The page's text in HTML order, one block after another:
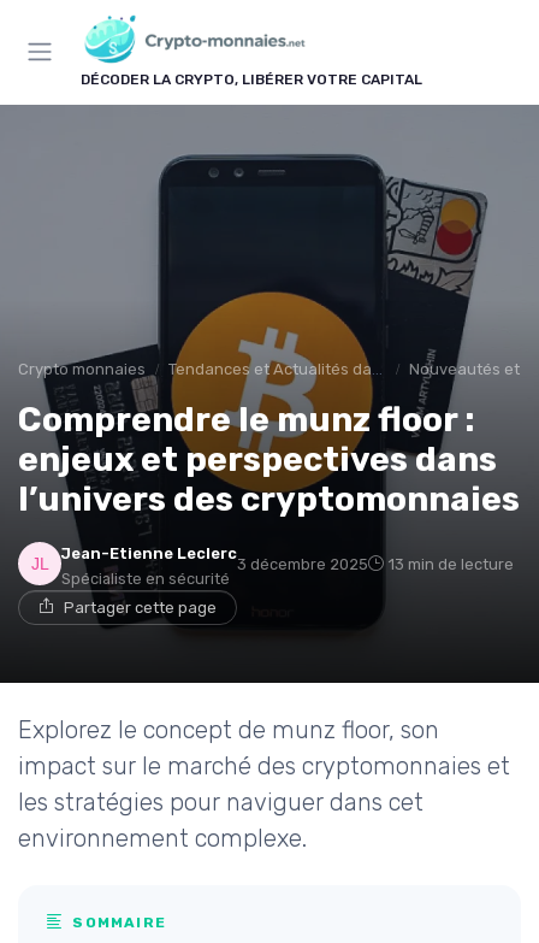
DÉCODER LA CRYPTO, LIBÉRER VOTRE CAPITAL
Crypto monnaies Tendances et Actualités dans les cryptomonnaies Nouveautés et
Comprendre le munz floor :
enjeux et perspectives dans
l’univers des cryptomonnaies
Jean-Etienne Leclerc
Spécialiste en sécurité
3 décembre 2025 13 min de lecture
Partager cette page
Explorez le concept de munz floor, son
impact sur le marché des cryptomonnaies et
les stratégies pour naviguer dans cet
environnement complexe.
SOMMAIRE
Panneau de gestion des cookies